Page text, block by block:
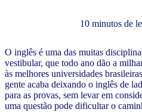
10 minutos de
O inglês é uma das muitas
vestibular, que todo ano dão a
às melhores universidades
gente acaba deixando o inglês de
para as provas, sem levar em
uma questão pode dificultar o